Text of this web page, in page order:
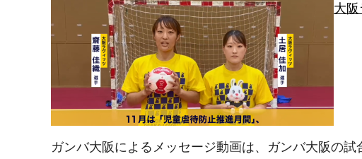
大
ガンバ大阪によるメッセージ動画は、ガンバ大阪の